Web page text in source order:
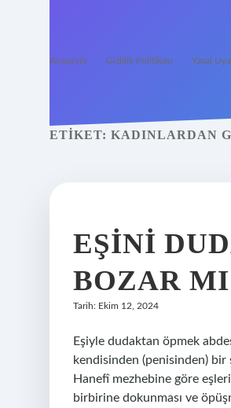
Anasayfa Gizlilik Politikası Yasal
ETIKET: KADINLARDAN
EŞINI
BOZAR MI
Tarih: Ekim 12, 2024
Eşiyle dudaktan öpmek
kendisinden (penisinden) bir
Hanefî mezhebine göre
birbirine dokunması ve